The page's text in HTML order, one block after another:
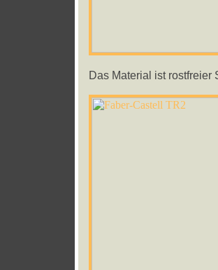
Das Material ist rostfreier